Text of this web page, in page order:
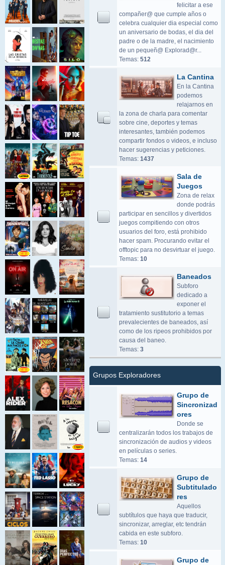
felicitar a ese
compañer@ que cumple años o
celebra cualquier dia especial como
un aniversario de bodas, el dia del
padre o de la madre, el nacimiento
de un pequeñ@ Explorad@r...
Temas: 512
La Cantina
En la Cantina
podemos
relajarnos en
la zona de charla para comentar
sobre cine, deportes y temas
interesantes, también podemos
compartir fondos o videos, e incluso
hacer sugerencias y peticiones.
Temas: 1437
Sala de
Juegos
Zona de relax
donde podrás
participar en sencillos y divertidos
juegos compitiendo con otros
usuarios del foro, está prohibido
hacer spam. Procurando evitar el
offtopic para no desvirtuar el juego.
Temas: 10
Baneados
Subforo
dedicado a
exponer el
tratamiento sustitutorio a temas
prevalecientes de baneados, así
como de los ripeos prohibidos por
causa del baneo.
Temas: 3
Grupos Exploradores
Grupo de
Sincronizad
ores
Donde se
centralizarán todos los trabajos de
sincronización de audios y videos
en películas o series.
Temas: 14
Grupo de
Subtitulado
res
Aquellos
subtítulos que haya que traducir,
sincronizar, arreglar, etc tendrán
cabida en este subforo.
Temas: 10
Grupo de